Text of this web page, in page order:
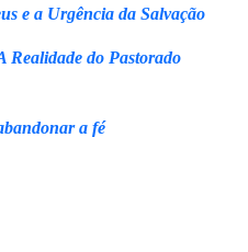
e a Urgência da Salvação
Realidade do Pastorado
a fé